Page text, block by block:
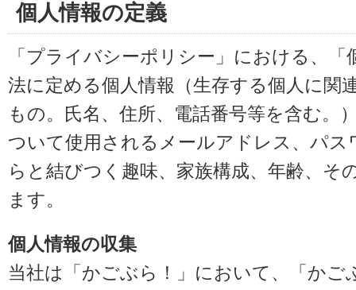
個人情報の定義
「プライバシーポリシー」における、
法に定める個人情報（生存する個人に関
もの。氏名、住所、電話番号等を含む。
ついて使用されるメールアドレス、パ
らと結びつく趣味、家族構成、年齢、そ
ます。
個人情報の収集
当社は「かごぶら！」において、「か